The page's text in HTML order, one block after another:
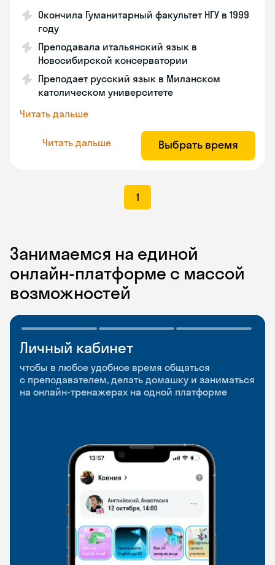
Окончила Гуманитарный факультет НГУ в 1999
году
Преподавала итальянский язык в
Новосибирской консерватории
Преподает русский язык в Миланском
католическом университете
Читать дальше
Читать дальше Выбрать время
1
Занимаемся на единой
онлайн-платформе с массой
возможностей
Личный кабинет
чтобы в любое удобное время общаться
с преподавателем, делать домашку и заниматься
на онлайн-тренажерах на одной платформе
Мобильное
приложение
чтобы заниматься и изучать новые слова где
и когда удобно
Разговорные клубы
и Talks
Групповые занятия для разговорной практики
и индивидуальные встречи с преподавателями